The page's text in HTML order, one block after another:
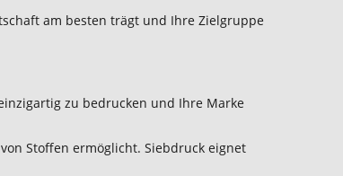
am besten trägt und Ihre Zielgruppe
zu bedrucken und Ihre Marke
Stoffen ermöglicht. Siebdruck eignet